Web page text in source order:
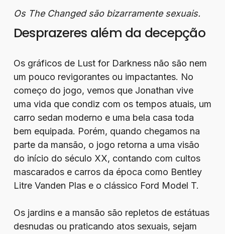
Os The Changed são bizarramente sexuais.
Desprazeres além da decepção
Os gráficos de Lust for Darkness não são nem
um pouco revigorantes ou impactantes. No
começo do jogo, vemos que Jonathan vive
uma vida que condiz com os tempos atuais, um
carro sedan moderno e uma bela casa toda
bem equipada. Porém, quando chegamos na
parte da mansão, o jogo retorna a uma visão
do início do século XX, contando com cultos
mascarados e carros da época como Bentley
Litre Vanden Plas e o clássico Ford Model T.
Os jardins e a mansão são repletos de estátuas
desnudas ou praticando atos sexuais, sejam